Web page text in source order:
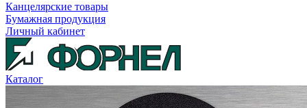
Канцелярские товары
Бумажная продукция
Личный кабинет
Каталог